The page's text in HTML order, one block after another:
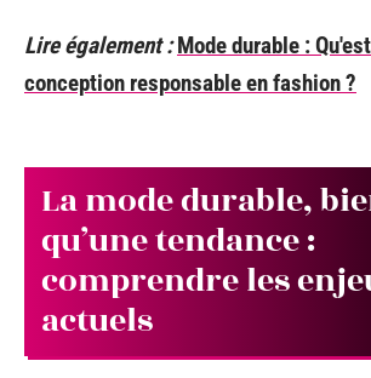
Lire également : Mode durable :
conception responsable en fashion ?
La mode durable,
qu’une tendance :
comprendre les
actuels